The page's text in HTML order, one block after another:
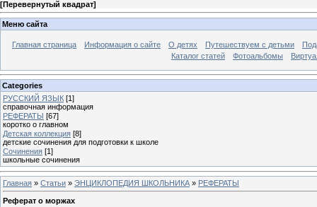
[Перевернутый квадрат]
Меню сайта
Главная страница Информация о сайте О детях Путешествуем с детьми
Каталог статей
Фотоальбомы
Categories
РУССКИЙ ЯЗЫК [1]
справочная информация
РЕФЕРАТЫ [67]
коротко о главном
Детская коллекция [8]
детские сочинения для подготовки к школе
Сочинения [1]
школьные сочинения
Главная » Статьи » ЭНЦИКЛОПЕДИЯ ШКОЛЬНИКА » РЕФЕРАТЫ
Реферат о моржах